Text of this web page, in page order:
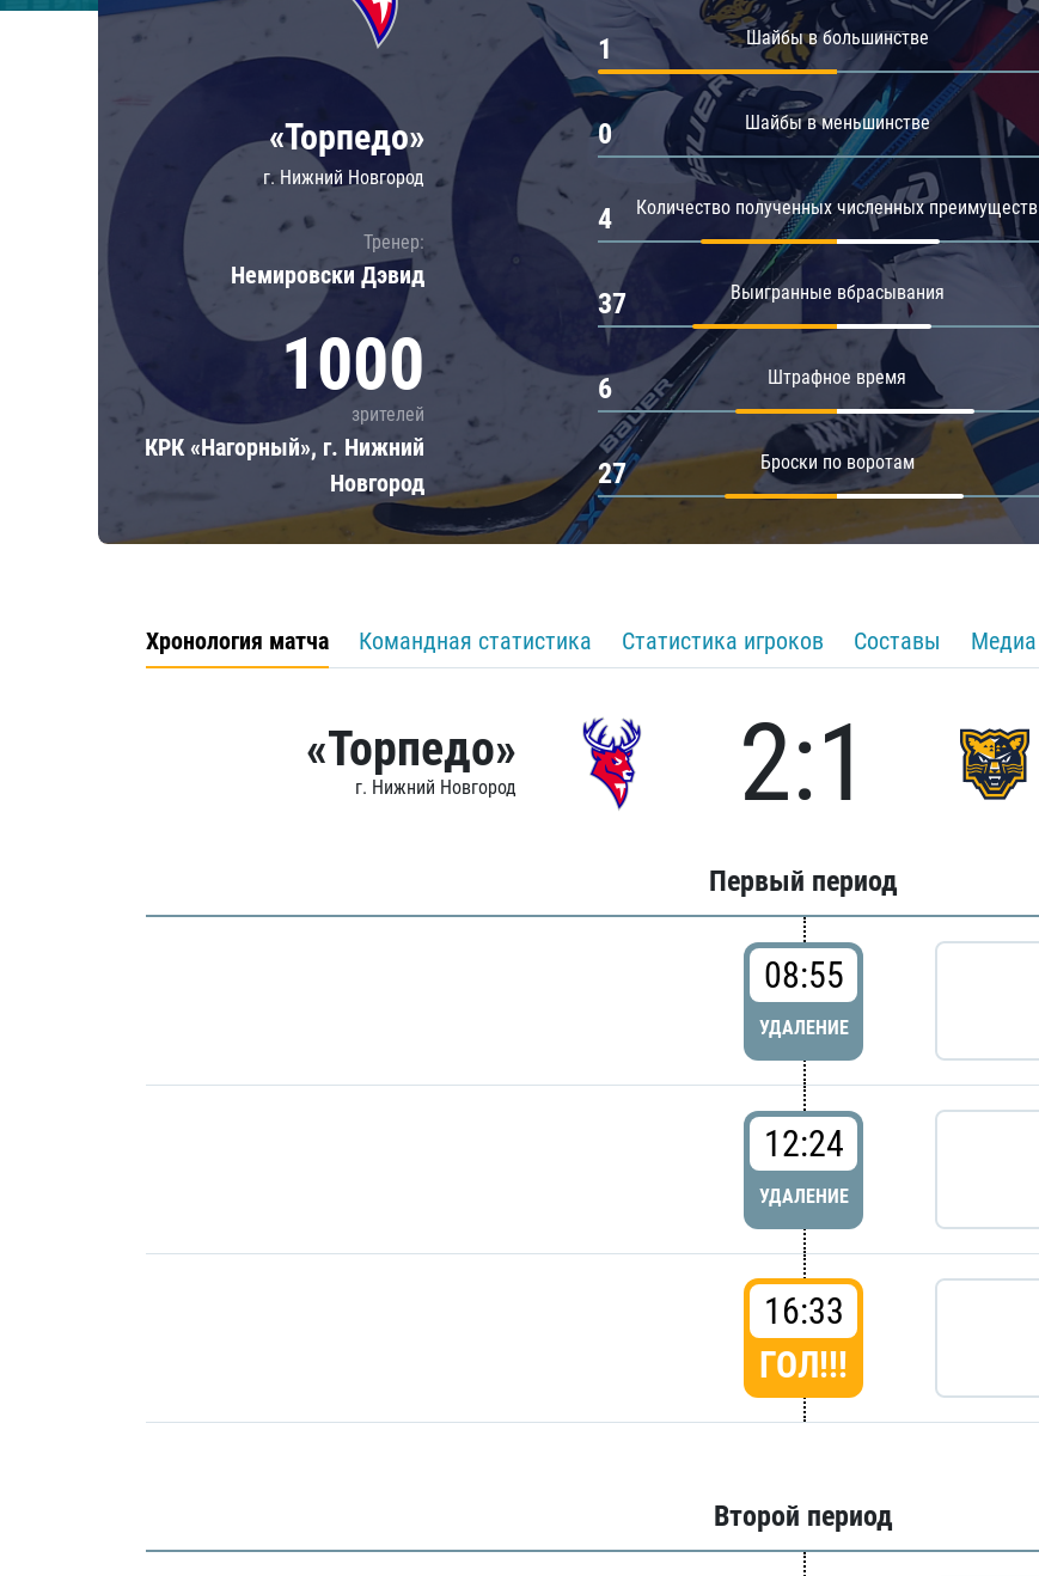
Локомотив
Северсталь
Шанхайские Драконы
Салават Юлаев
Сибирь
«Торпедо»
г. Нижний Новгород
Тренер:
Немировски Дэвид
1000
зрителей
КРК «Нагорный», г. Нижний
Новгород
Шайбы в большинстве
1
Шайбы в меньшинстве
0
Количество полученных численных преимуществ
4
Выигранные вбрасывания
37
Штрафное время
6
Броски по воротам
27
Хронология матча Командная статистика Статистика игроков Составы Медиа
«Торпедо»
г. Нижний Новгород 2:1
Первый период
08:55
УДАЛЕНИЕ
12:24
УДАЛЕНИЕ
16:33
ГОЛ!!!
Второй период